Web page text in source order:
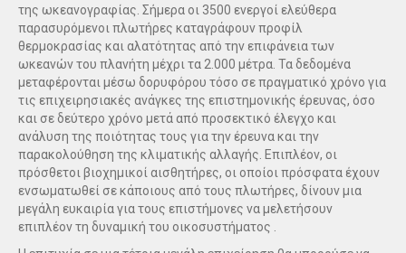
της ωκεανογραφίας. Σήμερα οι 3500 ενεργοί ελεύθερα
παρασυρόμενοι πλωτήρες καταγράφουν προφίλ
θερμοκρασίας και αλατότητας από την επιφάνεια των
ωκεανών του πλανήτη μέχρι τα 2.000 μέτρα. Τα δεδομένα
μεταφέρονται μέσω δορυφόρου τόσο σε πραγματικό χρόνο για
τις επιχειρησιακές ανάγκες της επιστημονικής έρευνας, όσο
και σε δεύτερο χρόνο μετά από προσεκτικό έλεγχο και
ανάλυση της ποιότητας τους για την έρευνα και την
παρακολούθηση της κλιματικής αλλαγής. Επιπλέον, οι
πρόσθετοι βιοχημικοί αισθητήρες, οι οποίοι πρόσφατα έχουν
ενσωματωθεί σε κάποιους από τους πλωτήρες, δίνουν μια
μεγάλη ευκαιρία για τους επιστήμονες να μελετήσουν
επιπλέον τη δυναμική του οικοσυστήματος .